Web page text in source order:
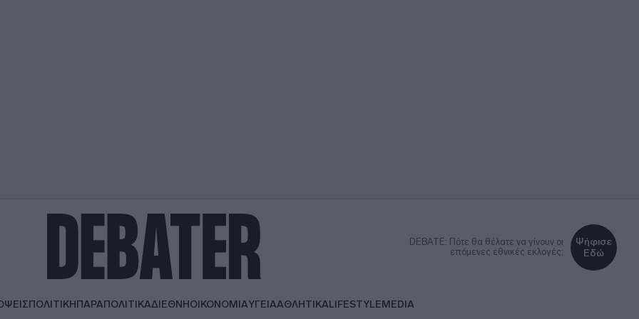
DEBATE: Πότε θα θέλατε να γίνουν οι
επόμενες εθνικές εκλογές;
Ψήφισε
Εδώ
ΠΟΛΙΤΙΚΗΠΑΡΑΠΟΛΙΤΙΚΑΔΙΕΘΝΗΟΙΚΟΝΟΜΙΑΥΓΕΙΑΑΘΛΗΤΙΚΑLIFESTYLEMEDIA